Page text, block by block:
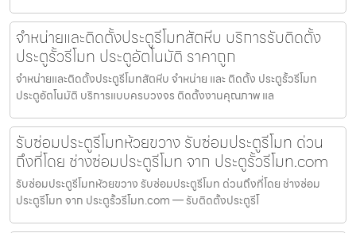
จำหน่ายและติดตั้งประตูรีโมทสัตหีบ บริการรับติดตั้ง
ประตูรั้วรีโมท ประตูอัตโนมัติ ราคาถูก
จำหน่ายและติดตั้งประตูรีโมทสัตหีบ จำหน่าย และ ติดตั้ง ประตูรั้วรีโมท
ประตูอัตโนมัติ บริการแบบครบวงจร ติดตั้งงานคุณภาพ แล
รับซ่อมประตูรีโมทห้วยขวาง รับซ่อมประตูรีโมท ด่วน
ถึงที่โดย ช่างซ่อมประตูรีโมท จาก ประตูรั้วรีโมท.com
รับซ่อมประตูรีโมทห้วยขวาง รับซ่อมประตูรีโมท ด่วนถึงที่โดย ช่างซ่อม
ประตูรีโมท จาก ประตูรั้วรีโมท.com — รับติดตั้งประตูรีโ